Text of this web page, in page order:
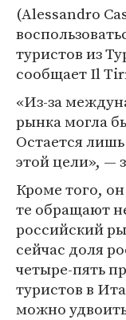
(Alessandro
туристов из
сообщает Il
«Из-за
рынка могла
Остается
этой цели», —
Кроме того,
те обращают
российский
сейчас доля
четыре-пять
туристов в
можно